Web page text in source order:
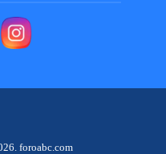
foroabc.com